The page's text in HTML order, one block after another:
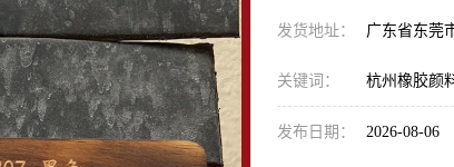
发货地址： 广东省东莞
关键词： 杭州橡胶颜
发布日期： 2026-08-06